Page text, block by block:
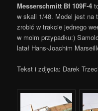
Messerschmitt Bf 109F-4
w skali 1/48. Model jest na
zrobić w trakcie jednego
w moim przypadku:)
latał Hans-Joachim
Tekst i zdjęcia: Darek